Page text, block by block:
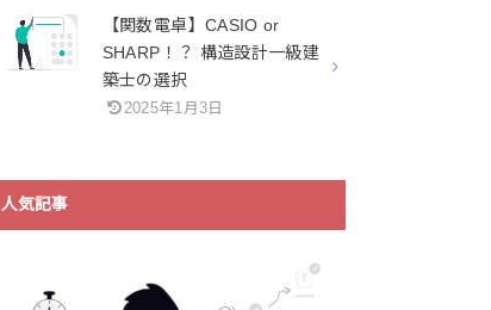
【関数電卓】CASIO or
SHARP！？ 構造設計一級建
築士の選択
2025年1月3日
人気記事